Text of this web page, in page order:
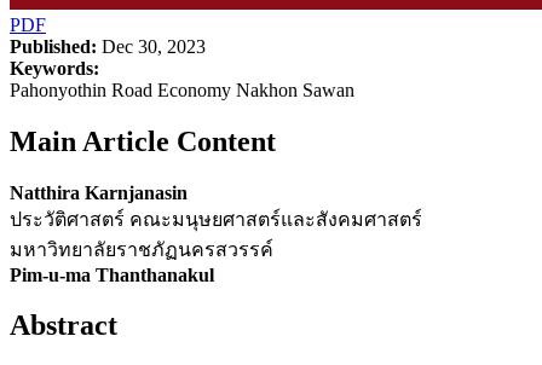
PDF
Published: Dec 30, 2023
Keywords:
Pahonyothin Road Economy Nakhon Sawan
Main Article Content
Natthira Karnjanasin
ประวัติศาสตร์ คณะมนุษยศาสตร์และสังคมศาสตร์
มหาวิทยาลัยราชภัฏนครสวรรค์
Pim-u-ma Thanthanakul
Abstract